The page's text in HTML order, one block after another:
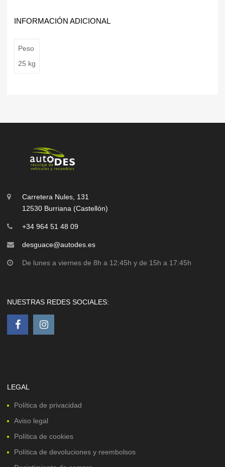
INFORMACIÓN ADICIONAL
Peso
25 kg
Carretera Nules, 131
12530 Burriana (Castellón)
+34 964 51 48 09
desguace@autodes.es
De lunes a viernes de 8h a 12:45h y de 15h a 17:45h
NUESTRAS REDES SOCIALES:
LEGAL
Política de privacidad
Aviso legal
Política de cookies
Política de devoluciones y reembolsos